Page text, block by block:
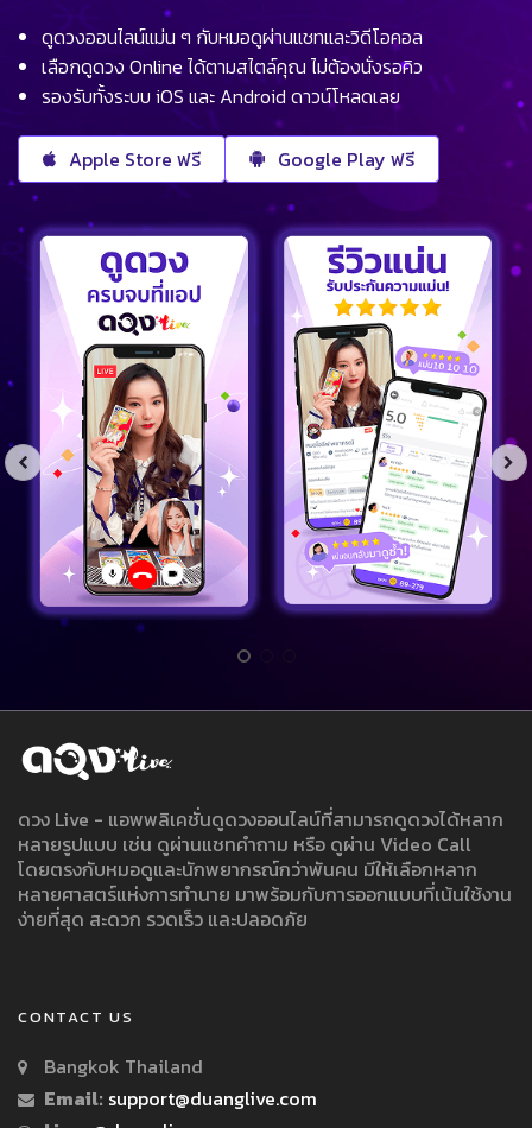
ดูดวงออนไลน์แม่น ๆ กับหมอดูผ่านแชทและวิดีโอคอล
เลือกดูดวง Online ได้ตามสไตล์คุณ ไม่ต้องนั่งรอคิว
รองรับทั้งระบบ iOS และ Android ดาวน์โหลดเลย
Apple Store ฟรี Google Play ฟรี
ดวง Live - แอพพลิเคชั่นดูดวงออนไลน์ที่สามารถดูดวงได้หลาก
หลายรูปแบบ เช่น ดูผ่านแชทคำถาม หรือ ดูผ่าน Video Call
โดยตรงกับหมอดูและนักพยากรณ์กว่าพันคน มีให้เลือกหลาก
หลายศาสตร์แห่งการทำนาย มาพร้อมกับการออกแบบที่เน้นใช้งาน
ง่ายที่สุด สะดวก รวดเร็ว และปลอดภัย
CONTACT US
Bangkok Thailand
Email: support@duanglive.com